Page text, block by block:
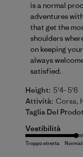
is a normal
adventures
that get the
shoulders
on keeping
always
satisfied.
Height: 5'4- 5'6
Attività: Corsa,
Taglia Del
Vestibilità